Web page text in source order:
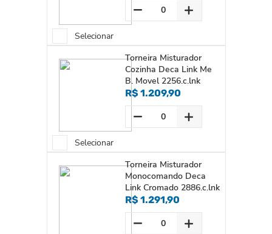
Selecionar
Torneira Misturador
Cozinha Deca Link Me
B. Movel 2256.c.lnk
R$ 1.209,90
Selecionar
Torneira Misturador
Monocomando Deca
Link Cromado 2886.c.lnk
R$ 1.291,90